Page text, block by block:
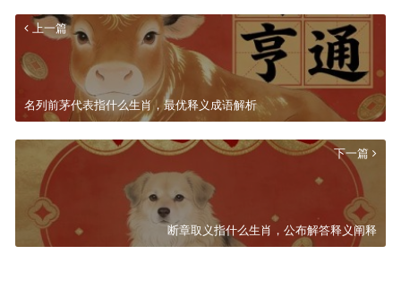
上一篇
名列前茅代表指什么生肖，最优释义成语解析
下一篇
断章取义指什么生肖，公布解答释义阐释